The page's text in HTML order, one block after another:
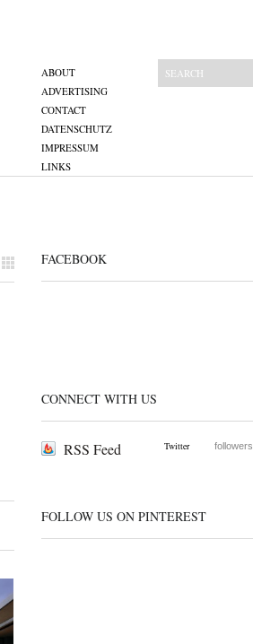
ABOUT
ADVERTISING
CONTACT
DATENSCHUTZ
IMPRESSUM
LINKS
FACEBOOK
CONNECT WITH US
RSS Feed Twitter followers
FOLLOW US ON PINTEREST